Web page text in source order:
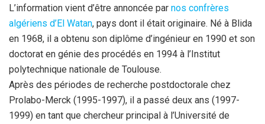
L’information vient d’être annoncée par nos confrères
algériens d’El Watan, pays dont il était originaire. Né à Blida
en 1968, il a obtenu son diplôme d’ingénieur en 1990 et son
doctorat en génie des procédés en 1994 à l’Institut
polytechnique nationale de Toulouse.
Après des périodes de recherche postdoctorale chez
Prolabo-Merck (1995-1997), il a passé deux ans (1997-
1999) en tant que chercheur principal à l’Université de